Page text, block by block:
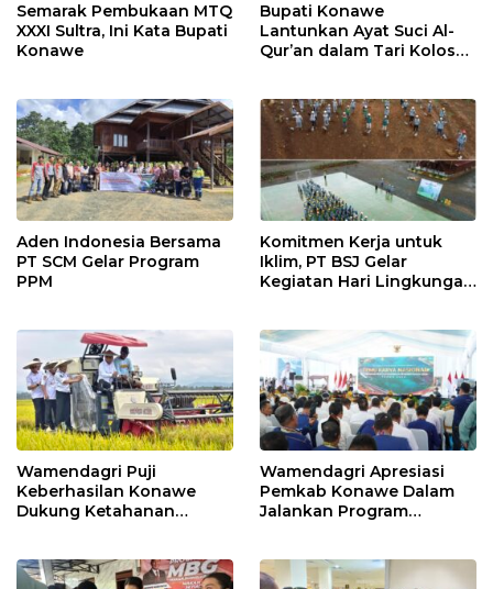
Semarak Pembukaan MTQ
XXXI Sultra, Ini Kata Bupati
Konawe
Bupati Konawe
Lantunkan Ayat Suci Al-
Qur’an dalam Tari Kolosal
Aden Indonesia Bersama
PT SCM Gelar Program
PPM
Komitmen Kerja untuk
Iklim, PT BSJ Gelar
Kegiatan Hari Lingkungan
Wamendagri Puji
Keberhasilan Konawe
Dukung Ketahanan
Wamendagri Apresiasi
Pemkab Konawe Dalam
Jalankan Program